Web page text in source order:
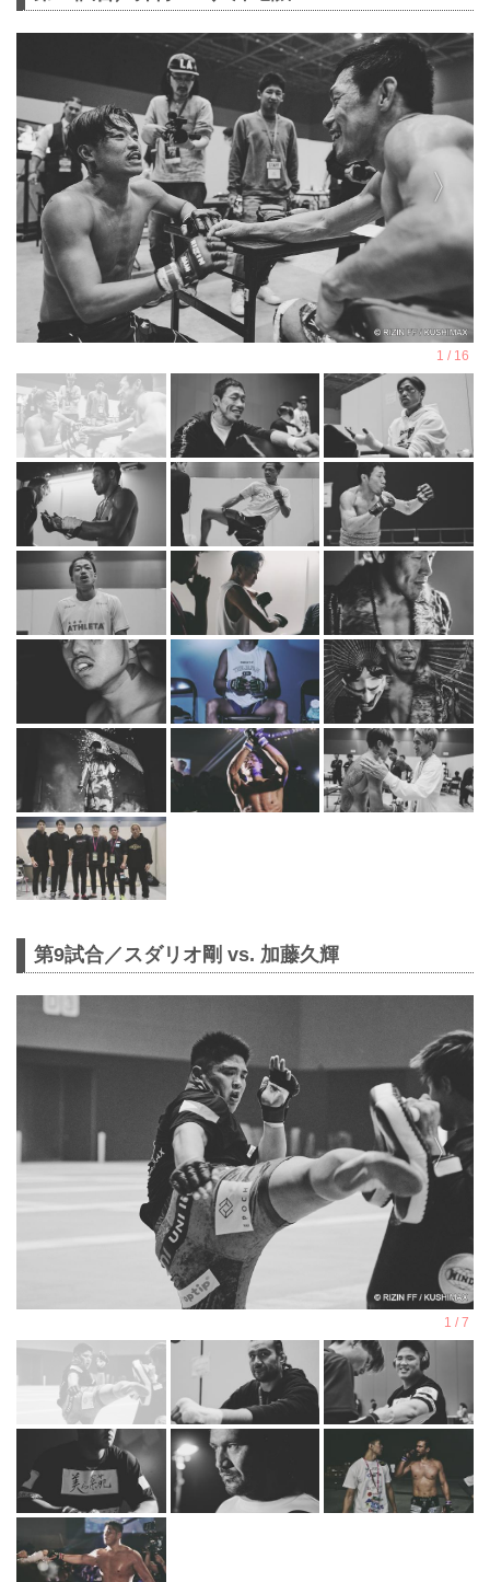
第9試合／スダリオ剛 vs. 加藤久輝